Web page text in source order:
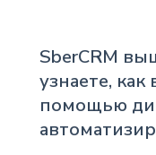
SberCRM
узнаете,
помощью